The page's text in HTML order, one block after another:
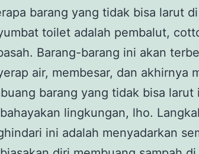
barang yang tidak bisa larut
toilet adalah pembalut,
Barang-barang ini akan
air, membesar, dan akhirnya
barang yang tidak bisa larut
lingkungan, lho.
ini adalah menyadarkan